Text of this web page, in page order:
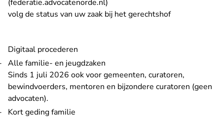
(federatie.advocatenorde.nl)
volg de status van uw zaak bij het gerechtshof
Digitaal procederen
Alle familie- en jeugdzaken
Sinds 1 juli 2026 ook voor gemeenten, curatoren,
bewindvoerders, mentoren en bijzondere curatoren (geen
advocaten).
Kort geding familie